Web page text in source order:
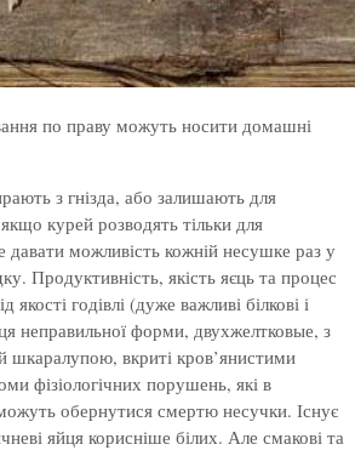
по праву можуть носити домашні
з гнізда, або залишають для
курей розводять тільки для
можливість кожній несушке раз у
Продуктивність, якість яєць та процес
якості годівлі (дуже важливі білкові і
неправильної форми, двухжелтковые, з
шкаралупою, вкриті кров’янистими
фізіологічних порушень, які в
обернутися смертю несучки. Існує
яйця корисніше білих. Але смакові та